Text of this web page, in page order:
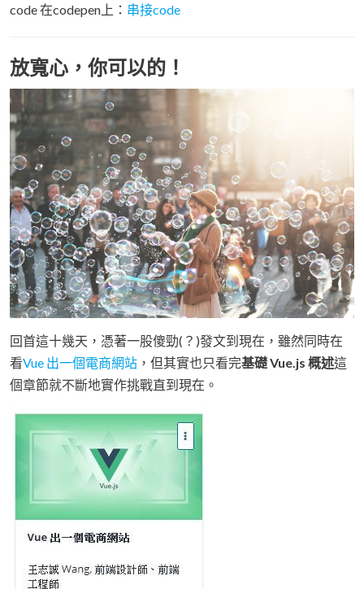
code 在codepen上： 串接code
放寬心，你可以的！
回首這十幾天，憑著一股傻勁(？)發文到現在，雖然同時在
看Vue 出一個電商網站 ，但其實也只看完基礎 Vue.js 概述這
個章節就不斷地實作挑戰直到現在。